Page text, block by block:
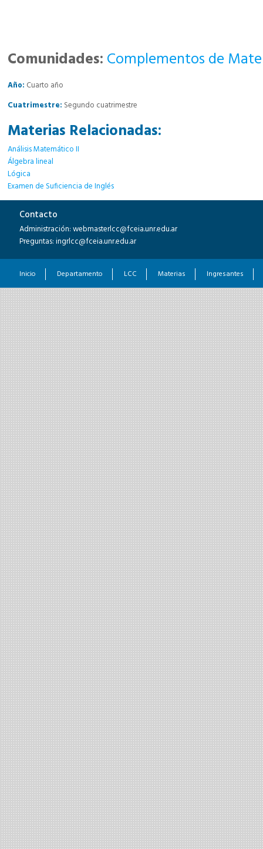
Comunidades:Complementos de
Año: Cuarto año
Cuatrimestre: Segundo cuatrimestre
Materias Relacionadas:
Análisis Matemático II
Álgebra lineal
Lógica
Examen de Suficiencia de Inglés
Contacto
Administración: webmasterlcc@fceia.unr.edu.ar
Preguntas: ingrlcc@fceia.unr.edu.ar
Inicio Departamento LCC Materias Ingresantes